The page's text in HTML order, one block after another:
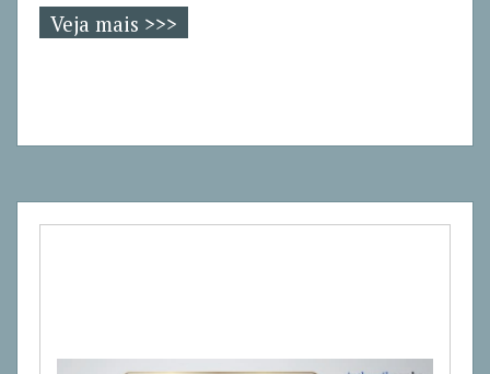
Veja mais >>>